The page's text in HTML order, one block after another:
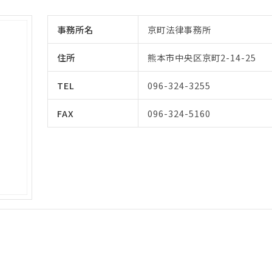
事務所名 京町法律事務所
住所 熊本市中央区京町2-14-25
TEL 096-324-3255
FAX 096-324-5160